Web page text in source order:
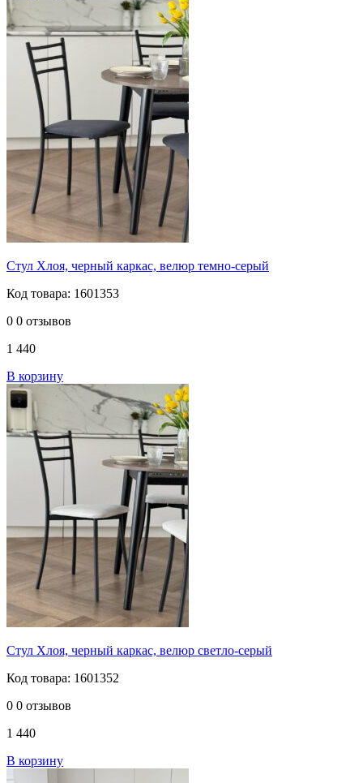
Стул Хлоя, черный каркас, велюр темно-серый
Код товара: 1601353
0 0 отзывов
1 440
В корзину
Стул Хлоя, черный каркас, велюр светло-серый
Код товара: 1601352
0 0 отзывов
1 440
В корзину